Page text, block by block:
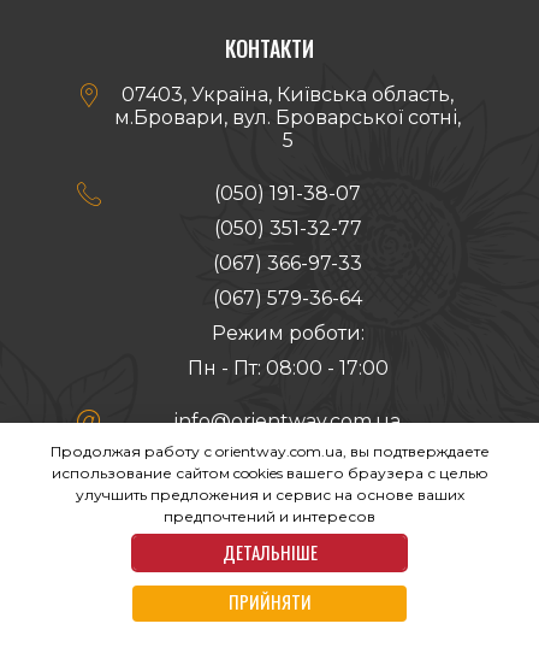
КОНТАКТИ

07403, Україна, Київська область,
м.Бровари, вул. Броварської сотні,
5

(050) 191-38-07
(050) 351-32-77
(067) 366-97-33
(067) 579-36-64
Режим роботи:
Пн - Пт: 08:00 - 17:00
 info@orientway.com.ua
Створення сайту:
Copyright (c) 2026 All rights reserved by Orient Way
Продолжая работу с orientway.com.ua, вы подтверждаете
использование сайтом cookies вашего браузера с целью
улучшить предложения и сервис на основе ваших
предпочтений и интересов
ДЕТАЛЬНІШЕ
ПРИЙНЯТИ